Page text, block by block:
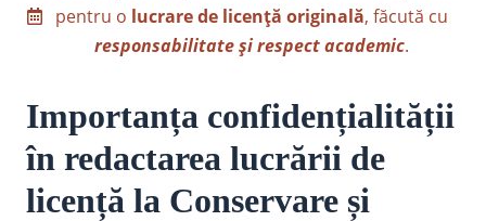
pentru o lucrare de licență originală, făcută cu
responsabilitate și respect academic.
Importanța confidențialității
în redactarea lucrării de
licență la Conservare și